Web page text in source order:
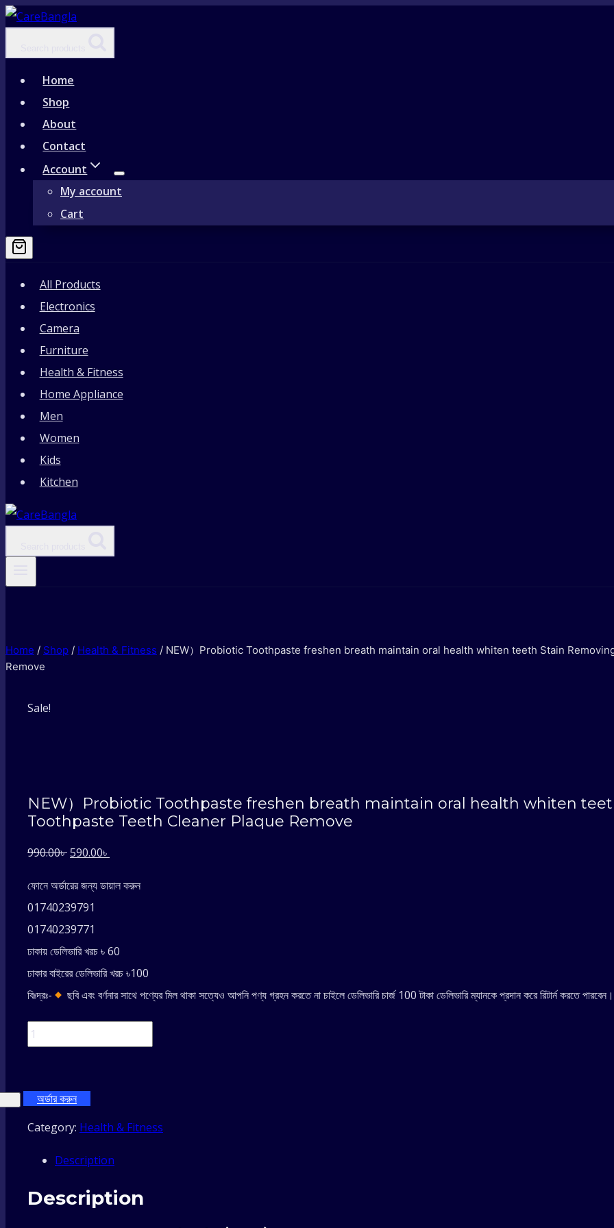
Skip
content
Home
Shop
About
Contact
Account
My account
Cart
All Products
Electronics
Camera
Furniture
Health & Fitness
Home Appliance
Men
Women
Kids
Kitchen
Home / Shop / Health & Fitness / NEW）Probiotic Toothpaste freshen breath maintain oral health whiten teeth Stain
Remove
Sale!
NEW）Probiotic Toothpaste freshen breath maintain oral health whiten
Toothpaste Teeth Cleaner Plaque Remove
990.00৳Original
590.00৳
ফোনে অর্ডারের জন্য ডায়াল করুন
01740239791
01740239771
ঢাকায় ডেলিভারি খরচ ৳ 60
ঢাকার বাইরের ডেলিভারি খরচ ৳100
বিঃদ্রঃ-
ছবি এবং বর্ণনার সাথে পণ্যের মিল থাকা সত্যেও আপনি পণ্য গ্রহন করতে না চাইলে ডেলিভারি চার্জ 100 টাকা ডেলিভারি ম্যানকে প্রদান করে রিটার্ন করতে পারবেন।
NEW）
Toothpaste
freshen
breath
maintain
অর্ডার করুন
Category: Health & Fitness
Description
Description